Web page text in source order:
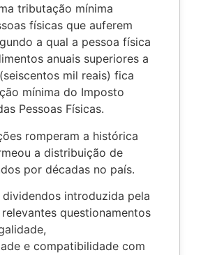
tributação mínima
físicas que auferem
a qual a pessoa física
anuais superiores a
mil reais) fica
mínima do Imposto
Pessoas Físicas.
romperam a histórica
a distribuição de
por décadas no país.
introduzida pela
questionamentos
e compatibilidade com